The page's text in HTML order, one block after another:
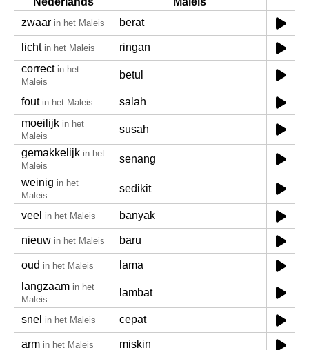
zwaar in het Maleis berat
licht in het Maleis
ringan
correct in het
Maleis
betul
fout in het Maleis
salah
moeilijk in het
Maleis
susah
gemakkelijk in het
Maleis
senang
weinig in het
Maleis
sedikit
veel in het Maleis banyak
nieuw in het Maleis baru
oud in het Maleis
lama
langzaam in het
Maleis
lambat
snel in het Maleis cepat
arm in het Maleis miskin